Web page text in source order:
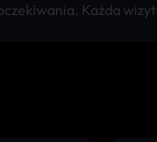
Każda